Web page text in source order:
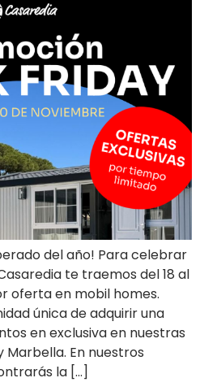
del año! Para celebrar
te traemos del 18 al
oferta en mobil homes.
única de adquirir una
en exclusiva en nuestras
Marbella. En nuestros
la […]